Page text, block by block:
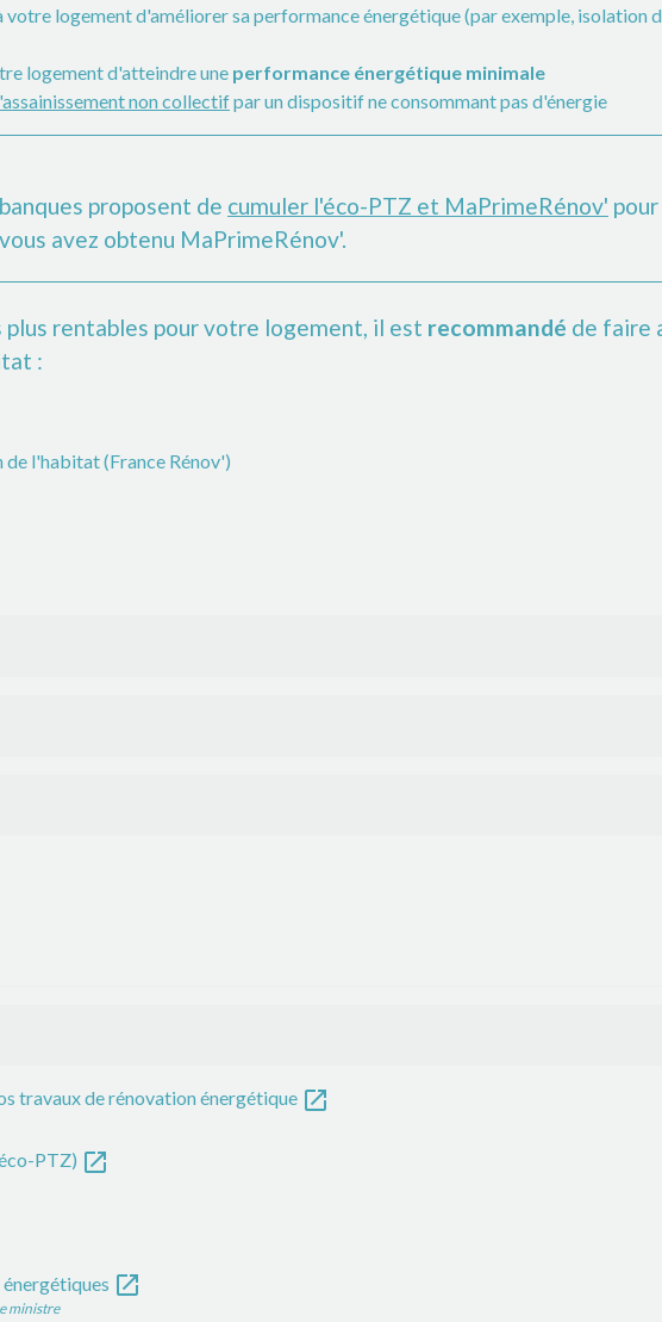
votre logement d'améliorer sa performance énergétique (par exemple, isolation
logement d'atteindre une performance énergétique minimale
non collectifpar un dispositif ne consommant pas d'énergie
proposent de cumuler l'éco-PTZ et MaPrimeRénov' pour
avez obtenu MaPrimeRénov'.
rentables pour votre logement, il est recommandé de faire
:
de l'habitat (France Rénov')
travaux de rénovation énergétique open_in_new
PTZ) open_in_new
open_in_new
ministre